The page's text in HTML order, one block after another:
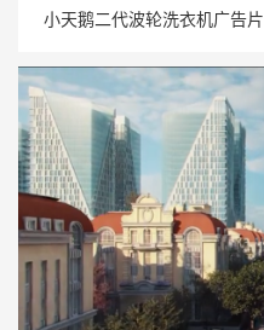
小天鹅二代波轮洗衣机广告片
小天鹅二代波轮洗衣机广告片